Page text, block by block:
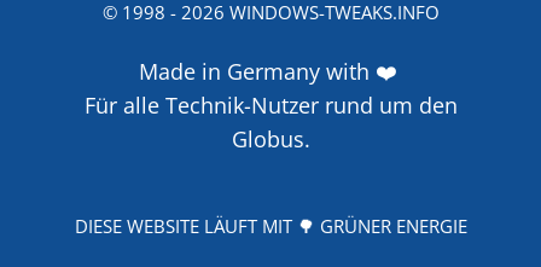
© 1998 - 2026 WINDOWS-TWEAKS.INFO
Made in Germany with ❤️
Für alle Technik-Nutzer rund um den
Globus.
DIESE WEBSITE LÄUFT MIT 🌳 GRÜNER ENERGIE